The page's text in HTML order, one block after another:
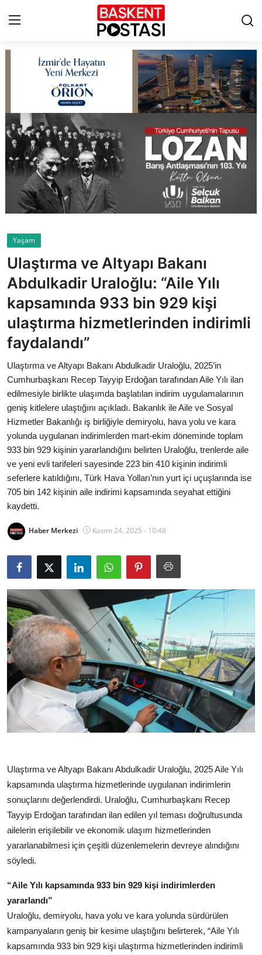
Çerez Politikası
Künye
Ankara
TBMM
Cumhurbaşkanlığı
Bakanlıklar
Siyasi Partiler
Mülki İdare
Toplum ve Yaşam
Sivil Toplum Kuruluşları
Kamu Kurumları ve Üst Kurullar
Resmi Reklamlar
Yaşam
Ulaştırma ve Altyapı Bakanı
Abdulkadir Uraloğlu: “Aile Yılı
kapsamında 933 bin 929 kişi
ulaştırma hizmetlerinden indirimli
faydalandı”
Ulaştırma ve Altyapı Bakanı Abdulkadir Uraloğlu, 2025’in
Cumhurbaşkanı Recep Tayyip Erdoğan tarafından Aile Yılı ilan
edilmesiyle birlikte ulaşımda başlatılan indirim uygulamalarının
geniş kitlelere ulaştığını açıkladı. Bakanlık ile Aile ve Sosyal
Hizmetler Bakanlığı iş birliğiyle demiryolu, hava yolu ve kara
yolunda uygulanan indirimlerden mart-ekim döneminde toplam
933 bin 929 kişinin yararlandığını belirten Uraloğlu, trenlerde aile
ve yeni evli tarifeleri sayesinde 223 bin 410 kişinin indirimli
seferlere katıldığını, Türk Hava Yolları’nın yurt içi uçuşlarında ise
705 bin 142 kişinin aile indirimi kapsamında seyahat ettiğini
kaydetti.
Haber Merkezi Kasım 24, 2025 - 10:48
Ulaştırma ve Altyapı Bakanı Abdulkadir Uraloğlu, 2025 Aile Yılı
kapsamında ulaştırma hizmetlerinde uygulanan indirimlerin
sonuçlarını değerlendirdi. Uraloğlu, Cumhurbaşkanı Recep
Tayyip Erdoğan tarafından ilan edilen yıl teması doğrultusunda
ailelerin erişilebilir ve ekonomik ulaşım hizmetlerinden
yararlanabilmesi için çeşitli düzenlemelerin devreye alındığını
söyledi.
“Aile Yılı kapsamında 933 bin 929 kişi indirimlerden
yararlandı”
Uraloğlu, demiryolu, hava yolu ve kara yolunda sürdürülen
kampanyaların geniş bir kesime ulaştığını belirterek, “Aile Yılı
kapsamında 933 bin 929 kişi ulaştırma hizmetlerinden indirimli